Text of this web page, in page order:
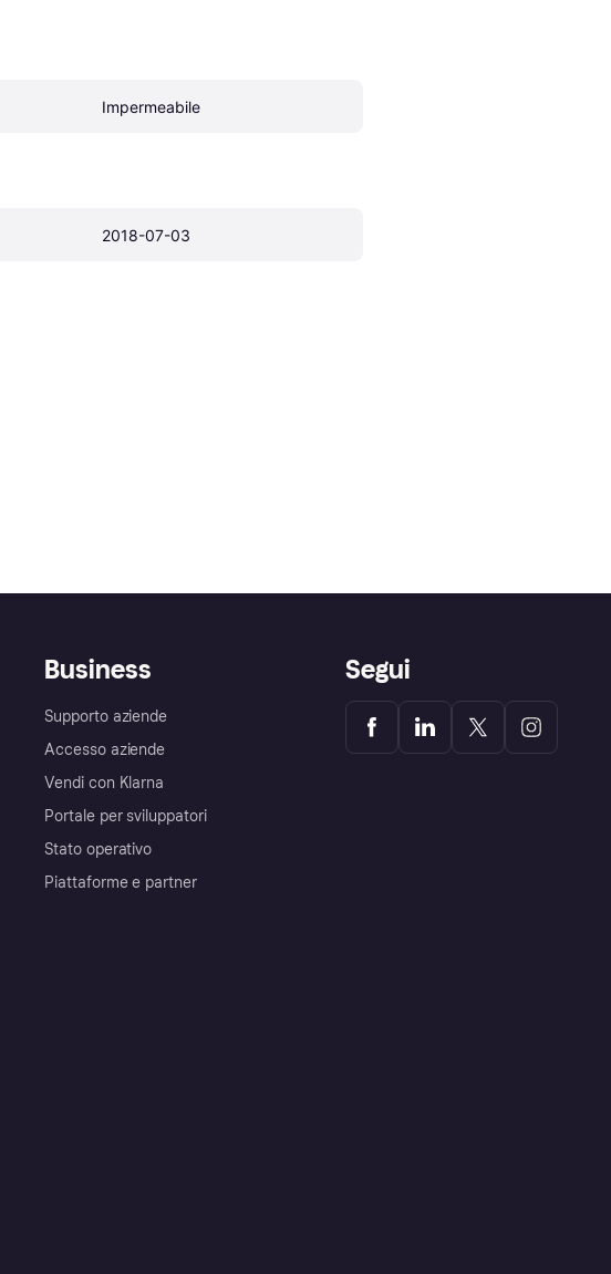
Impermeabile
2018-07-03
Business
Supporto aziende
Accesso aziende
Vendi con Klarna
Portale per sviluppatori
Stato operativo
Piattaforme e partner
Segui